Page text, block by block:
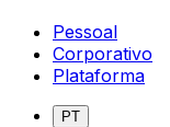
Pessoal
Corporativo
Plataforma
PT